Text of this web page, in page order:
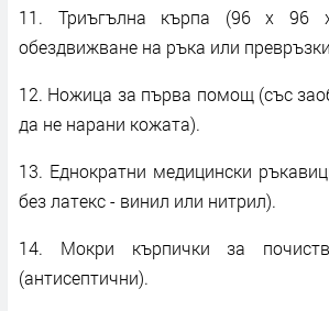
11. Триъгълна кърпа (96 x
обездвижване на ръка или
12. Ножица за първа помощ (със
да не нарани кожата).
13. Еднократни медицински
без латекс - винил или нитрил).
14. Мокри кърпички за
(антисептични).